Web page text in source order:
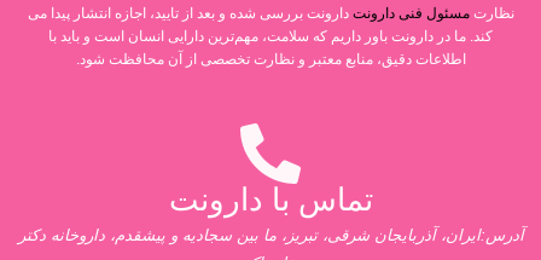
نظارتمسئول فنی دارونت دارونت بررسی شده و بعد از تایید، اجازه انتشار پیدا می
کند. ما در دارونت باور داریم که سلامت، مهم‌ترین دارایی انسان است و باید با
اطلاعات دقیق، منابع معتبر و نظارت تخصصی از آن محافظت شود.
تماس با دارونت
آدرس:ایران، آذربایجان شرقی، تبریز، ما بین سجادیه و پیشقدم، داروخانه دکتر